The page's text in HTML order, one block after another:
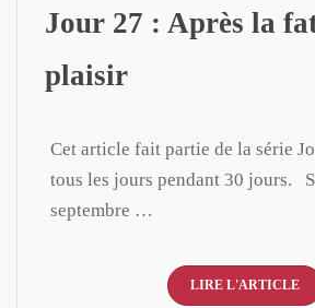
Jour 27 : Après la
plaisir
Cet article fait partie de la série
tous les jours pendant 30 jours.
septembre …
LIRE L'ARTICLE